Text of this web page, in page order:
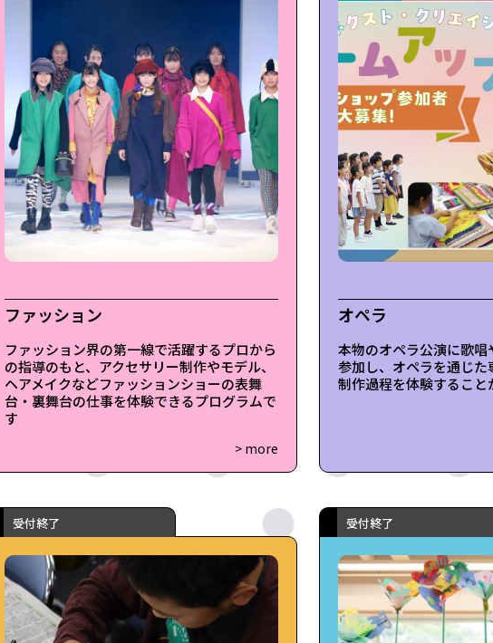
ファッション
ファッション界の第一線で活躍するプロから
の指導のもと、アクセサリー制作やモデル、
ヘアメイクなどファッションショーの表舞
台・裏舞台の仕事を体験できるプログラムで
す
> more
オペラ
本物のオペラ公演に歌
参加し、オペラを通じ
制作過程を体験するこ
受付終了 受付終了